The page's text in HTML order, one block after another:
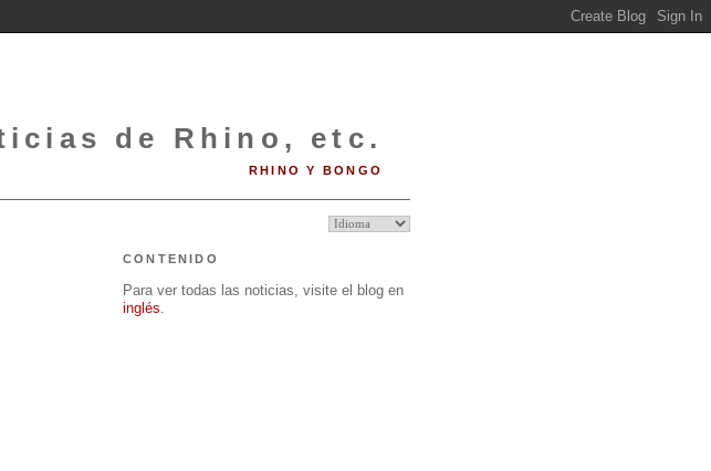
de Rhino, etc.
RHINO Y BONGO
CONTENIDO
Para ver todas las noticias, visite el blog en
inglés